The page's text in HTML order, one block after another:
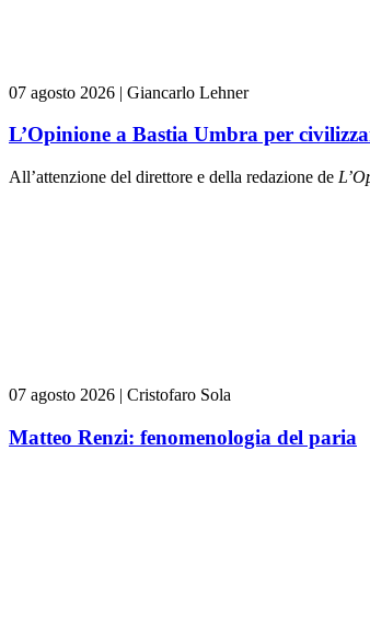
07 agosto 2026 | Giancarlo Lehner
L’Opinione a Bastia Umbra per
All’attenzione del direttore e della redazione de
07 agosto 2026 | Cristofaro Sola
Matteo Renzi: fenomenologia del paria